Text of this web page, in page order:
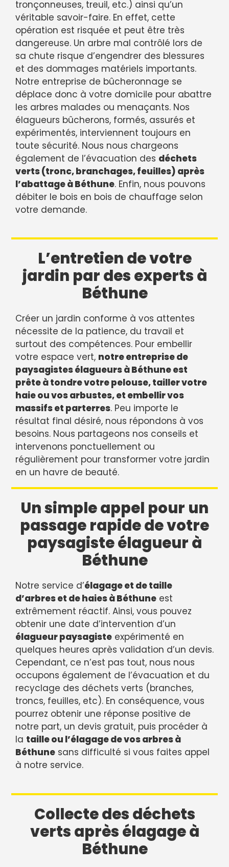
tronçonneuses, treuil, etc.) ainsi qu’un
véritable savoir-faire. En effet, cette
opération est risquée et peut être très
dangereuse. Un arbre mal contrôlé lors de
sa chute risque d’engendrer des blessures
et des dommages matériels importants.
Notre entreprise de bûcheronnage se
déplace donc à votre domicile pour abattre
les arbres malades ou menaçants. Nos
élagueurs bûcherons, formés, assurés et
expérimentés, interviennent toujours en
toute sécurité. Nous nous chargeons
également de l’évacuation des déchets
verts (tronc, branchages, feuilles) après
l’abattage à Béthune. Enfin, nous pouvons
débiter le bois en bois de chauffage selon
votre demande.
L’entretien de votre
jardin par des experts à
Béthune
Créer un jardin conforme à vos attentes
nécessite de la patience, du travail et
surtout des compétences. Pour embellir
votre espace vert, notre entreprise de
paysagistes élagueurs à Béthune est
prête à tondre votre pelouse, tailler votre
haie ou vos arbustes, et embellir vos
massifs et parterres. Peu importe le
résultat final désiré, nous répondons à vos
besoins. Nous partageons nos conseils et
intervenons ponctuellement ou
régulièrement pour transformer votre jardin
en un havre de beauté.
Un simple appel pour un
passage rapide de votre
paysagiste élagueur à
Béthune
Notre service d’élagage et de taille
d’arbres et de haies à Béthune est
extrêmement réactif. Ainsi, vous pouvez
obtenir une date d’intervention d’un
élagueur paysagiste expérimenté en
quelques heures après validation d’un devis.
Cependant, ce n’est pas tout, nous nous
occupons également de l’évacuation et du
recyclage des déchets verts (branches,
troncs, feuilles, etc). En conséquence, vous
pourrez obtenir une réponse positive de
notre part, un devis gratuit, puis procéder à
la taille ou l’élagage de vos arbres à
Béthune sans difficulté si vous faites appel
à notre service.
Collecte des déchets
verts après élagage à
Béthune